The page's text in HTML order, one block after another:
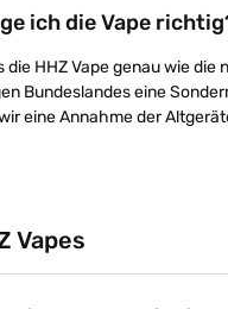
ich die Vape
die HHZ Vape genau wie
Bundeslandes eine
eine Annahme der
Vapes